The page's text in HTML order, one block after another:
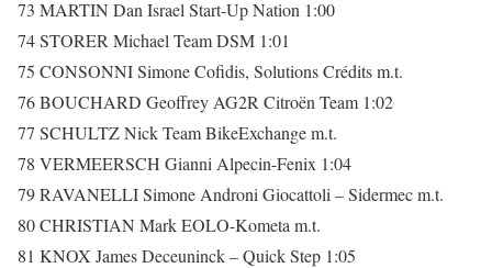
73 MARTIN Dan Israel Start-Up Nation 1:00
74 STORER Michael Team DSM 1:01
75 CONSONNI Simone Cofidis, Solutions Crédits m.t.
76 BOUCHARD Geoffrey AG2R Citroën Team 1:02
77 SCHULTZ Nick Team BikeExchange m.t.
78 VERMEERSCH Gianni Alpecin-Fenix 1:04
79 RAVANELLI Simone Androni Giocattoli – Sidermec m.t.
80 CHRISTIAN Mark EOLO-Kometa m.t.
81 KNOX James Deceuninck – Quick Step 1:05